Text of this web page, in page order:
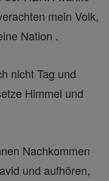
mein Volk,
Nation .
nicht Tag und
Himmel und
Nachkommen
und aufhören,